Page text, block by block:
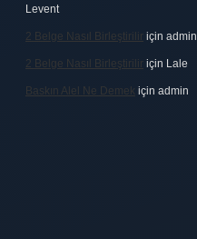
Levent
2 Belge Nasıl Birleştirilir için admin
2 Belge Nasıl Birleştirilir için Lale
Baskın Alel Ne Demek için admin